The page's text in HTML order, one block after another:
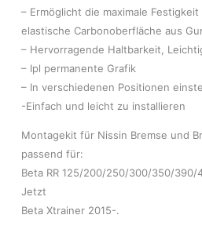
– Ermöglicht die maximale
elastische Carbonoberfläche aus
– Hervorragende Haltbarkeit,
– Ipl permanente Grafik
– In verschiedenen Positionen
-Einfach und leicht zu installieren
Montagekit für Nissin Bremse und
passend für:
Beta RR 125/200/250/300/350/
Jetzt
Beta Xtrainer 2015-.